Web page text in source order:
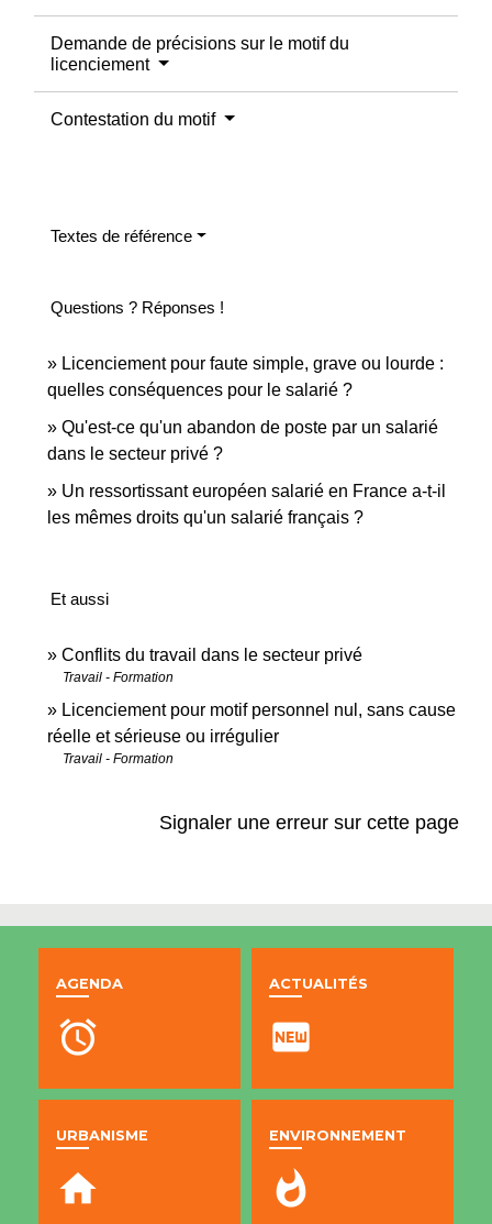
Demande de précisions sur le motif du
licenciement
Contestation du motif
Textes de référence
Questions ? Réponses !
Licenciement pour faute simple, grave ou lourde :
quelles conséquences pour le salarié ?
Qu'est-ce qu'un abandon de poste par un salarié
dans le secteur privé ?
Un ressortissant européen salarié en France a-t-il
les mêmes droits qu'un salarié français ?
Et aussi
Conflits du travail dans le secteur privé
Travail - Formation
Licenciement pour motif personnel nul, sans cause
réelle et sérieuse ou irrégulier
Travail - Formation
Signaler une erreur sur cette page
AGENDA
alarm
ACTUALITÉS
fiber_new
URBANISME
home
ENVIRONNEMENT
whatshot